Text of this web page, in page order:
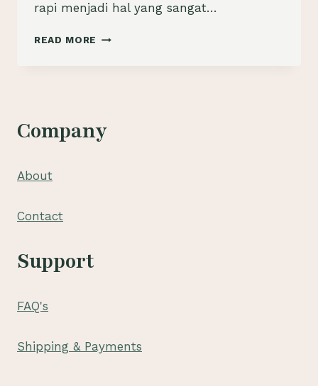
rapi menjadi hal yang sangat…
READ MORE TOKO
Company
About
Contact
Support
FAQ's
Shipping & Payments